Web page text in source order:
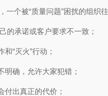
一个被“质量问题”困扰的组织
的承诺或客户要求不一致；
“灭火”行动；
明确，允许大家犯错；
付出真正的代价；